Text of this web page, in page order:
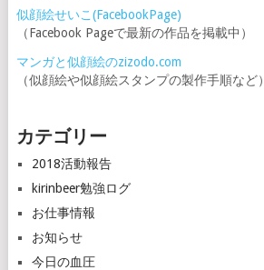
似顔絵せいこ(FacebookPage)
（Facebook Pageで最新の作品を掲載中）
マンガと似顔絵のzizodo.com
（似顔絵や似顔絵スタンプの製作手順など）
カテゴリー
2018活動報告
kirinbeer勉強ログ
お仕事情報
お知らせ
今日の血圧